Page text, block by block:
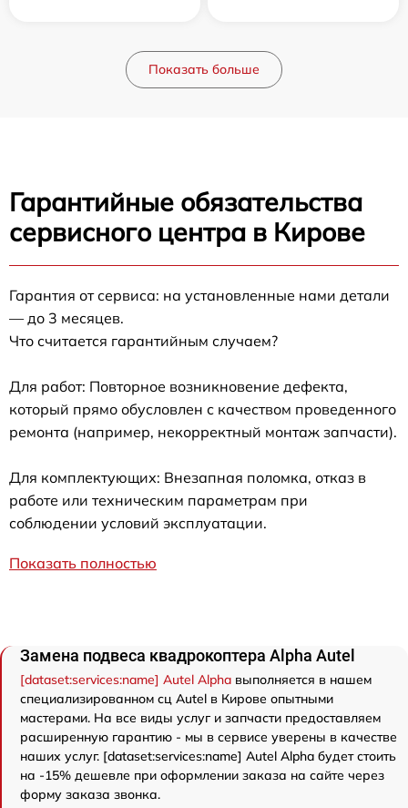
Показать больше
Гарантийные обязательства
сервисного центра в Кирове
Гарантия от сервиса: на установленные нами детали
— до 3 месяцев.
Что считается гарантийным случаем?
Для работ: Повторное возникновение дефекта,
который прямо обусловлен с качеством проведенного
ремонта (например, некорректный монтаж запчасти).
Для комплектующих: Внезапная поломка, отказ в
работе или техническим параметрам при
соблюдении условий эксплуатации.
Показать полностью
Замена подвеса квадрокоптера Alpha Autel
[dataset:services:name] Autel Alpha выполняется в нашем
специализированном сц Autel в Кирове опытными
мастерами. На все виды услуг и запчасти предоставляем
расширенную гарантию - мы в сервисе уверены в качестве
наших услуг. [dataset:services:name] Autel Alpha будет стоить
на -15% дешевле при оформлении заказа на сайте через
форму заказа звонка.